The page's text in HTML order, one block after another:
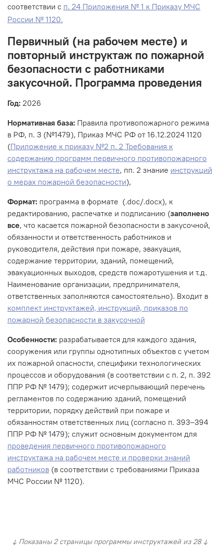
соответствии с п. 24 Приложения № 1 к Приказу МЧС
России № 1120.
Первичный (на рабочем месте) и
повторный инструктаж по пожарной
безопасности с работниками
закусочной. Программа проведения
Год: 2026
Нормативная база: Правила противопожарного режима
в РФ, п. 3 (№1479), Приказ МЧС РФ от 16.12.2024 1120
(Приложение к приказу №2 п. 2 Требования к
содержанию программ первичного противопожарного
инструктажа на рабочем месте, пп. 2 знание инструкций
о мерах пожарной безопасности),
Формат: программа в формате (.doc/.docx), к
редактированию, распечатке и подписанию (заполнено
все, что касается пожарной безопасности в закусочной,
обязанности и ответственность работников и
руководителя, действия при пожаре, эвакуация,
содержание территории, зданий, помещений,
эвакуационных выходов, средств пожаротушения и т.д.
Наименование организации, предпринимателя,
ответственных заполняются самостоятельно). Входит в
комплект инструктажей, инструкций, приказов по
пожарной безопасности в закусочной
Особенности: разрабатывается для каждого здания,
сооружения или группы однотипных объектов с учетом
их пожарной опасности, специфики технологических
процессов и оборудования (в соответствии с п. 2, п. 392
ППР РФ № 1479); содержит исчерпывающий перечень
регламентов по содержанию зданий, помещений
территории, порядку действий при пожаре и
обязанностям ответственных лиц (согласно п. 393–394
ППР РФ № 1479); служит основным документом для
проведения первичного противопожарного
инструктажа на рабочем месте и проверки знаний
работников (в соответствии с требованиями Приказа
МЧС России № 1120).
↓ Показаны 2 страницы программы инструктажей из 28 ↓